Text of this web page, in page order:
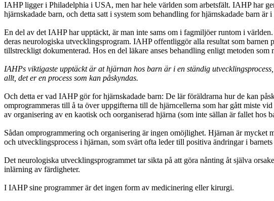
IAHP ligger i Philadelphia i USA, men har hele världen som arbetsfält. IAHP har
hjärnskadade barn, och detta satt i system som behandling for hjärnskadade barn
En del av det IAHP har upptäckt, är man inte sams om i fagmiljöer runtom i
deras neurologiska utvecklingsprogram. IAHP offentliggör alla resultat som
tillstreckligt dokumenterad. Hos en del läkare anses behandling enligt metoden som
IAHPs viktigaste upptäckt är at hjärnan hos barn är i en ständig
allt, det er en process som kan påskyndas.
Och detta er vad IAHP gör for hjärnskadade barn: De lär föräldrarna hur de kan
omprogrammeras till å ta över uppgifterna till de hjärncellerna som har gått miste
av organisering av en kaotisk och oorganiserad hjärna (som inte sällan är fallet hos
Sådan omprogrammering och organisering är ingen omöjlighet. Hjärnan är
och utvecklingsprocess i hjärnan, som svärt ofta leder till positiva ändringar i
Det neurologiska utvecklingsprogrammet tar sikta på att göra nånting åt själva
inlärning av färdigheter.
I IAHP sine programmer är det ingen form av medicinering eller kirurgi.